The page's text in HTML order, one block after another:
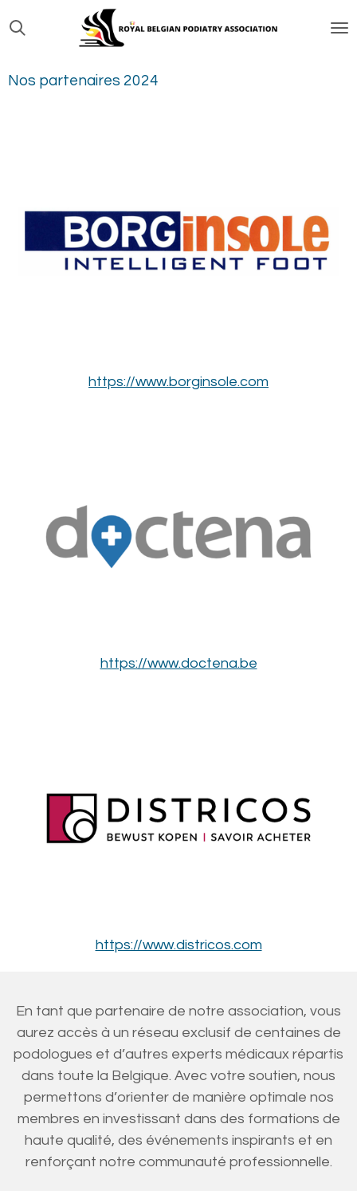
Passer
au
principal
Nos partenaires 2024
https://www.borginsole.com
https://www.doctena.be
https://www.districos.com
En tant que partenaire de notre association, vous
aurez accès à un réseau exclusif de centaines de
podologues et d’autres experts médicaux répartis
dans toute la Belgique. Avec votre soutien, nous
permettons d’orienter de manière optimale nos
membres en investissant dans des formations de
haute qualité, des événements inspirants et en
renforçant notre communauté professionnelle.